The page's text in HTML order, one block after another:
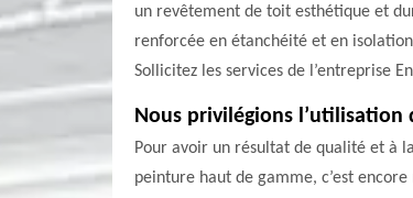
un revêtement de toit esthétique et
renforcée en étanchéité et en
Sollicitez les services de l’entreprise
Nous privilégions
Pour avoir un résultat de qualité et à
peinture haut de gamme, c’est